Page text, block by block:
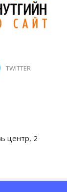
TWITTER
центр, 2